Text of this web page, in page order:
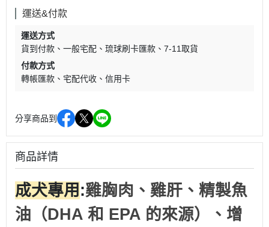
運送&付款
運送方式
貨到付款
一般宅配 琉球刷卡匯款
7-11取貨
付款方式
轉帳匯款
宅配代收 信用卡
分享商品到
商品詳情
成犬專用:雞胸肉、雞肝、精製魚
油（DHA 和 EPA 的來源）、增